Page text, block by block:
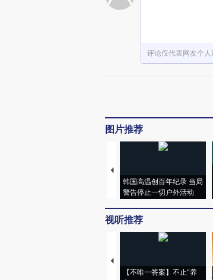
评论仅代表网友个
图片推荐
韩国高温创百年纪录 当局
警告停止一切户外活动
视听推荐
【不唯一答案】不止“养